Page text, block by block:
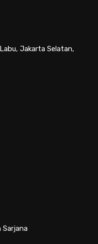
Jakarta Selatan,
Sarjana